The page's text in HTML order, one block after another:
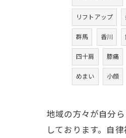
リフトアップ
群馬
香川
四十肩
膝痛
めまい
小顔
地域の方々が自分
しております。自